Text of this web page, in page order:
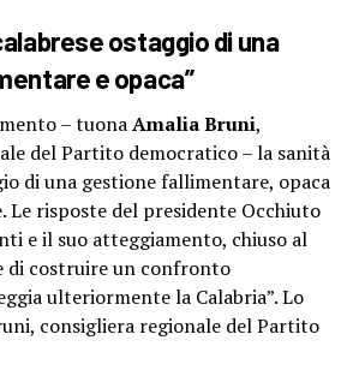
ostaggio di una
e opaca”
– tuonaAmalia Bruni,
del Partito democratico – la sanità
di una gestione fallimentare, opaca
Le risposte del presidente Occhiuto
e il suo atteggiamento, chiuso al
di costruire un confronto
ulteriormente la Calabria”. Lo
consigliera regionale del Partito